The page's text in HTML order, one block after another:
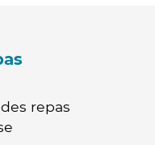
repas